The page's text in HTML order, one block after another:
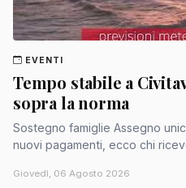
EVENTI
Tempo stabile a
sopra la norma
Sostegno famiglie Assegno
nuovi pagamenti, ecco chi
Giovedì, 06 Agosto 2026